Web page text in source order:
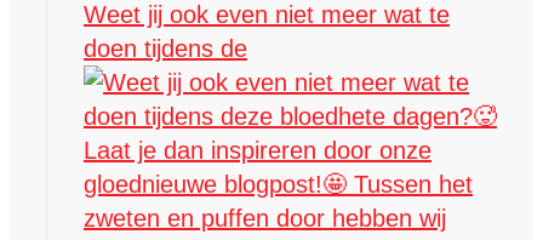
Weet jij ook even niet meer wat te
doen tijdens de